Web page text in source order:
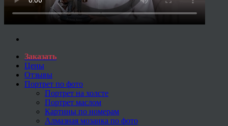
Заказать
Цены
Отзывы
Портрет по фото
Портрет на холсте
Портрет маслом
Картины по номерам
Алмазная мозаика по фото